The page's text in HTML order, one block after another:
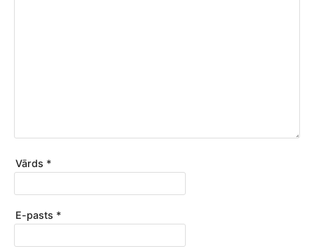
Vārds *
E-pasts *